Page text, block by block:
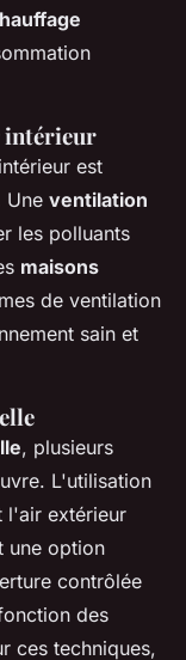
intérieur
est
Une ventilation
les polluants
maisons
de ventilation
sain et
, plusieurs
L'utilisation
l'air extérieur
une option
contrôlée
des
ces techniques,